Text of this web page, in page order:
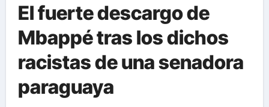
El fuerte descargo de
Mbappé tras los dichos
racistas de una senadora
paraguaya